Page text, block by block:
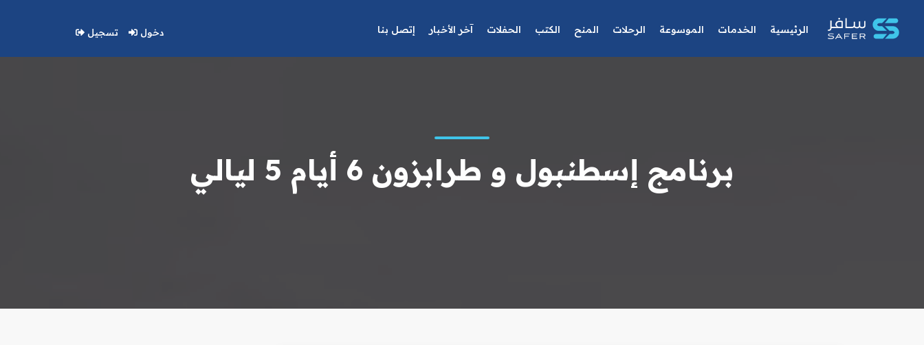
برنامج إسطنبول و طرابزون 6 أيام 5 ليالي
تسجيل دخول الرئيسية الخدمات الموسوعة الرحلات المنح الكتب الحفلات آخر الأخبار إتصل بنا